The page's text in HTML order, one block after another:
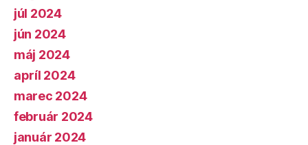
júl 2024
jún 2024
máj 2024
apríl 2024
marec 2024
február 2024
január 2024